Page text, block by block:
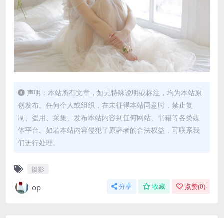
声明：本站所有文章，如无特殊说明或标注，均为本站原
创发布。任何个人或组织，在未征得本站同意时，禁止复
制、盗用、采集、发布本站内容到任何网站、书籍等各类媒
体平台。如若本站内容侵犯了原著者的合法权益，可联系我
们进行处理。
摄影
op 分享 收藏 点赞(0)